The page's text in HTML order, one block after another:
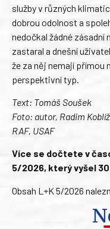
služby v různých
dobrou odolnost a
nedočkal žádné
zastaral a dnešní
že za něj nemají přímou
perspektivní typ.
Text: Tomáš Soušek
Foto: autor, Radim
RAF, USAF
Více se dočtete v
5/2026, který vyšel
Obsah L+K 5/2026